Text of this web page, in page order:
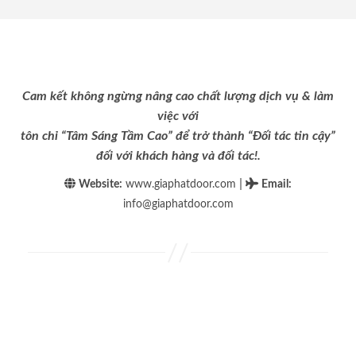
Cam kết không ngừng nâng cao chất lượng dịch vụ & làm
việc với
tôn chỉ “Tâm Sáng Tầm Cao” để trở thành “Đối tác tin cậy”
đối với khách hàng và đối tác!.
Website: www.giaphatdoor.com Email :
info@giaphatdoor.com